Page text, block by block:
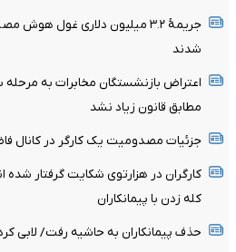
جریمۀ ۳.۲ میلیون دلاری غول
شدند
اعتراض بازنشستگان مخابرات به
مطابق قانون زیاد نشد
جزئیات مصدومیت یک کارگر در کانال
کارگران در هزارتوی شکایت گرفتار
کله زدن با پیمانکاران
حذف پیمانکاران به حاشیه رفت/ لابی